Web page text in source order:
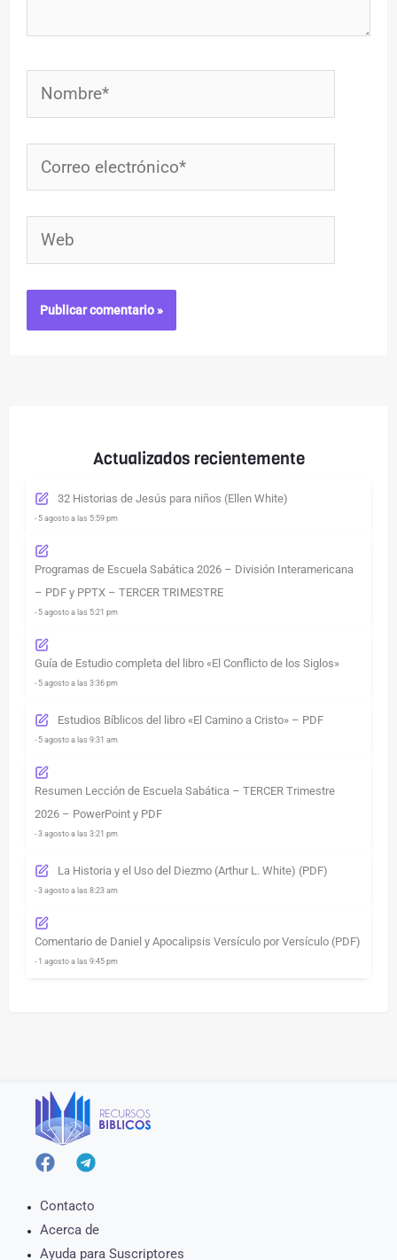
Actualizados recientemente
32 Historias de Jesús para niños (Ellen White)
- 5 agosto a las 5:59 pm
Programas de Escuela Sabática 2026 – División Interamericana
– PDF y PPTX – TERCER TRIMESTRE
- 5 agosto a las 5:21 pm
Guía de Estudio completa del libro «El Conflicto de los Siglos»
- 5 agosto a las 3:36 pm
Estudios Bíblicos del libro «El Camino a Cristo» – PDF
- 5 agosto a las 9:31 am
Resumen Lección de Escuela Sabática – TERCER Trimestre
2026 – PowerPoint y PDF
- 3 agosto a las 3:21 pm
La Historia y el Uso del Diezmo (Arthur L. White) (PDF)
- 3 agosto a las 8:23 am
Comentario de Daniel y Apocalipsis Versículo por Versículo (PDF)
- 1 agosto a las 9:45 pm
Nombre*
Correo
electrónico*
Web
Contacto
Acerca de
Ayuda para Suscriptores